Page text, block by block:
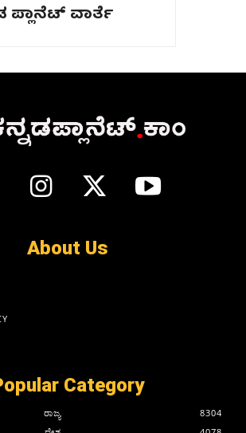
ಪ್ಲಾನೆಟ್ ವಾರ್ತೆ
About Us
Category
ರಾಜ್ಯ
8304